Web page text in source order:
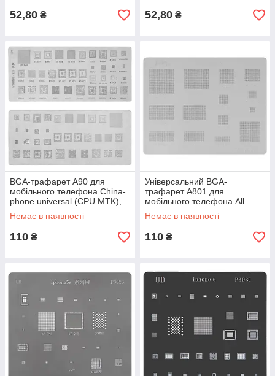
52,80 ₴ 52,80 ₴
BGA-трафарет A90 для
мобільного телефона China-
phone universal (CPU MTK),
35 в 1
Немає в наявності
110 ₴
Універсальний BGA-
трафарет A801 для
мобільного телефона All
Brands universal, крок 0,4 мм,
14 в 1
Немає в наявності
110 ₴